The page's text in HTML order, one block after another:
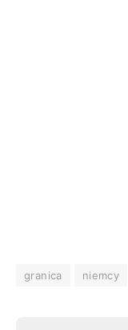
granica niemcy